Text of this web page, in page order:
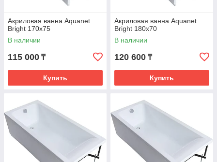
Акриловая ванна Aquanet
Bright 170x75
В наличии
115 000 ₸
Купить
Акриловая ванна Aquanet
Bright 180x70
В наличии
120 600 ₸
Купить